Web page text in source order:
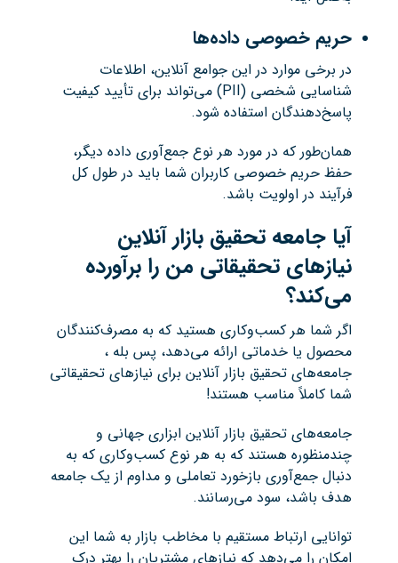
حریم خصوصی داده‌ها
در برخی موارد در این جوامع آنلاین، اطلاعات
شناسایی شخصی (PII) می‌تواند برای تأیید کیفیت
پاسخ‌دهندگان استفاده شود.
همان‌طور که در مورد هر نوع جمع‌آوری داده دیگر،
حفظ حریم خصوصی کاربران شما باید در طول کل
فرآیند در اولویت باشد.
آیا جامعه تحقیق بازار آنلاین
نیازهای تحقیقاتی من را برآورده
می‌کند؟
اگر شما هر کسب‌وکاری هستید که به مصرف‌کنندگان
محصول یا خدماتی ارائه می‌دهد، پس بله ،
جامعه‌های تحقیق بازار آنلاین برای نیازهای تحقیقاتی
شما کاملاً مناسب هستند!
جامعه‌های تحقیق بازار آنلاین ابزاری جهانی و
چندمنظوره هستند که به هر نوع کسب‌وکاری که به
دنبال جمع‌آوری بازخورد تعاملی و مداوم از یک جامعه
هدف باشد، سود می‌رسانند.
توانایی ارتباط مستقیم با مخاطب بازار به شما این
امکان را می‌دهد که نیازهای مشتریان را بهتر درک